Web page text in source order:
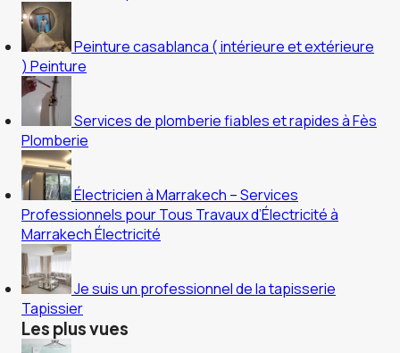
Peinture casablanca ( intérieure et extérieure
) Peinture
Services de plomberie fiables et rapides à Fès
Plomberie
Électricien à Marrakech – Services
Professionnels pour Tous Travaux d’Électricité à
MarrakechÉlectricité
Je suis un professionnel de la tapisserie
Tapissier
Les plus vues